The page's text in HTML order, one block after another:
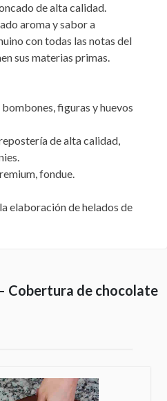
de alta calidad.
aroma y sabor a
con todas las notas del
sus materias primas.
figuras y huevos
de alta calidad,
fondue.
elaboración de helados de
Cobertura de chocolate